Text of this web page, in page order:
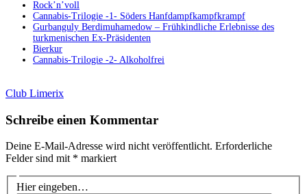
Rock’n’voll
Cannabis-Trilogie -1- Söders Hanfdampfkampfkrampf
Gurbanguly Berdimuhamedow – Frühkindliche Erlebnisse des
turkmenischen Ex-Präsidenten
Bierkur
Cannabis-Trilogie -2- Alkoholfrei
Club Limerix
Schreibe einen Kommentar
Deine E-Mail-Adresse wird nicht veröffentlicht. Erforderliche
Felder sind mit * markiert
Hier eingeben…